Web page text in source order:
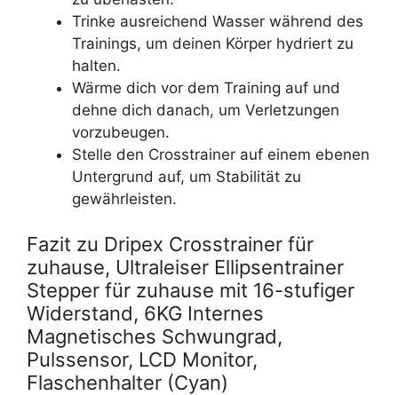
Trinke ausreichend Wasser während des
Trainings, um deinen Körper hydriert zu
halten.
Wärme dich vor dem Training auf und
dehne dich danach, um Verletzungen
vorzubeugen.
Stelle den Crosstrainer auf einem ebenen
Untergrund auf, um Stabilität zu
gewährleisten.
Fazit zu Dripex Crosstrainer für
zuhause, Ultraleiser Ellipsentrainer
Stepper für zuhause mit 16-stufiger
Widerstand, 6KG Internes
Magnetisches Schwungrad,
Pulssensor, LCD Monitor,
Flaschenhalter (Cyan)